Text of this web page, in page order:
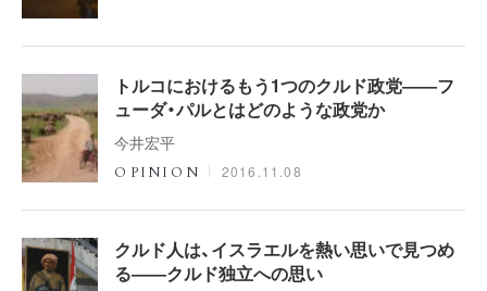
トルコにおけるもう1つのクルド政党――フ
ューダ・パルとはどのような政党か
今井宏平
OPINION 2016.11.08
クルド人は、イスラエルを熱い思いで見つめ
る――クルド独立への思い